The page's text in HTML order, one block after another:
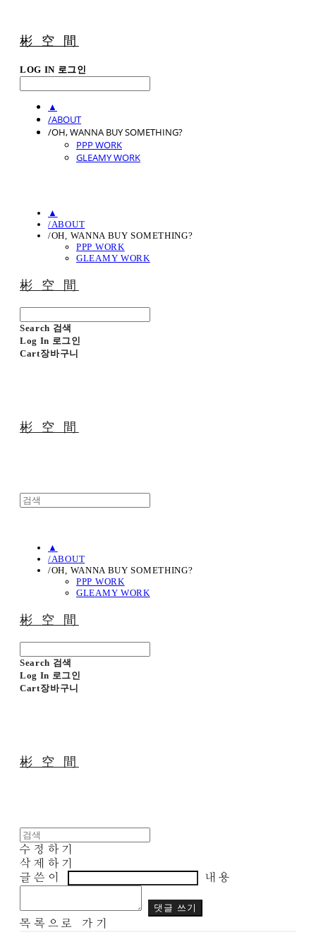
彬 空 間
LOG IN 로그인
▲
/ABOUT
/OH, WANNA BUY SOMETHING?
PPP WORK
GLEAMY WORK
▲
/ABOUT
/OH, WANNA BUY SOMETHING?
PPP WORK
GLEAMY WORK
彬 空 間
Search 검색
Log In 로그인
Cart장바구니
彬 空 間
▲
/ABOUT
/OH, WANNA BUY SOMETHING?
PPP WORK
GLEAMY WORK
彬 空 間
Search 검색
Log In 로그인
Cart장바구니
彬 空 間
수정하기
삭제하기
글쓴이
내용
댓글 쓰기
목록으로 가기